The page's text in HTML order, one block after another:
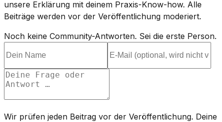
unsere Erklärung mit deinem Praxis-Know-how. Alle
Beiträge werden vor der Veröffentlichung moderiert.
Noch keine Community-Antworten. Sei die erste Person.
Wir prüfen jeden Beitrag vor der Veröffentlichung. Deine